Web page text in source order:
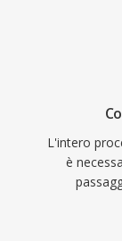
L'intero
è